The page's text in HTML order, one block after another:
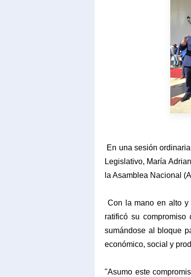
En una sesión
Legislativo, María
la Asamblea Nacional
Con la mano en alto y
ratificó su
sumándose al bloque
económico, social y
​"Asumo este